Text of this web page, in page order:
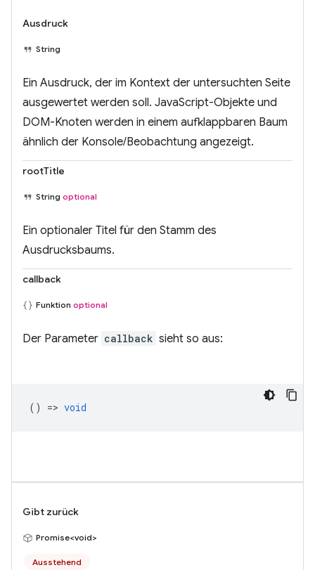
Ausdruck
String
Ein Ausdruck, der im Kontext der untersuchten Seite
ausgewertet werden soll. JavaScript-Objekte und
DOM-Knoten werden in einem aufklappbaren Baum
ähnlich der Konsole/Beobachtung angezeigt.
rootTitle
String optional
Ein optionaler Titel für den Stamm des
Ausdrucksbaums.
callback
Funktion optional
Der Parameter callback sieht so aus:
() => void
Gibt zurück
Promise<void>
Ausstehend